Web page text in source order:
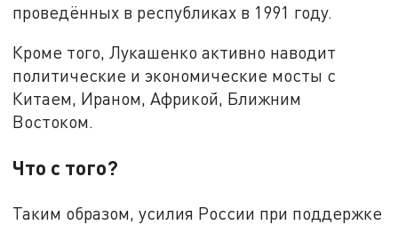
проведённых в республиках в 1991 году.
Кроме того, Лукашенко активно наводит
политические и экономические мосты с
Китаем, Ираном, Африкой, Ближним
Востоком.
Что с того?
Таким образом, усилия России при поддержке